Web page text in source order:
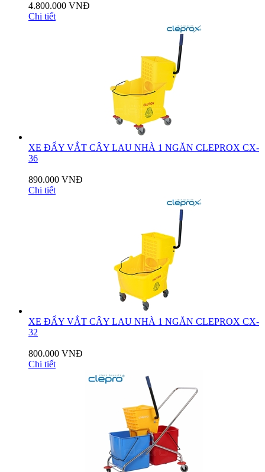
4.800.000 VNĐ
Chi tiết
XE ĐẨY VẮT CÂY LAU NHÀ 1 NGĂN CLEPROX CX-
36
890.000 VNĐ
Chi tiết
XE ĐẨY VẮT CÂY LAU NHÀ 1 NGĂN CLEPROX CX-
32
800.000 VNĐ
Chi tiết